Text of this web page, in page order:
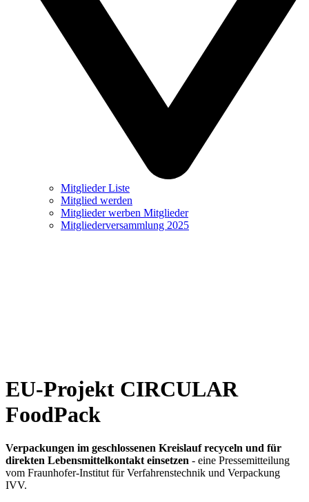
Mitglieder Liste
Mitglied werden
Mitglieder werben Mitglieder
Mitgliederversammlung 2025
EU-Projekt CIRCULAR
FoodPack
Verpackungen im geschlossenen Kreislauf recyceln und für
direkten Lebensmittelkontakt einsetzen - eine Pressemitteilung
vom Fraunhofer-Institut für Verfahrenstechnik und Verpackung
IVV.